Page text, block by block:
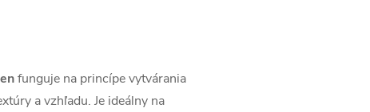
funguje na princípe vytvárania
a vzhľadu. Je ideálny na